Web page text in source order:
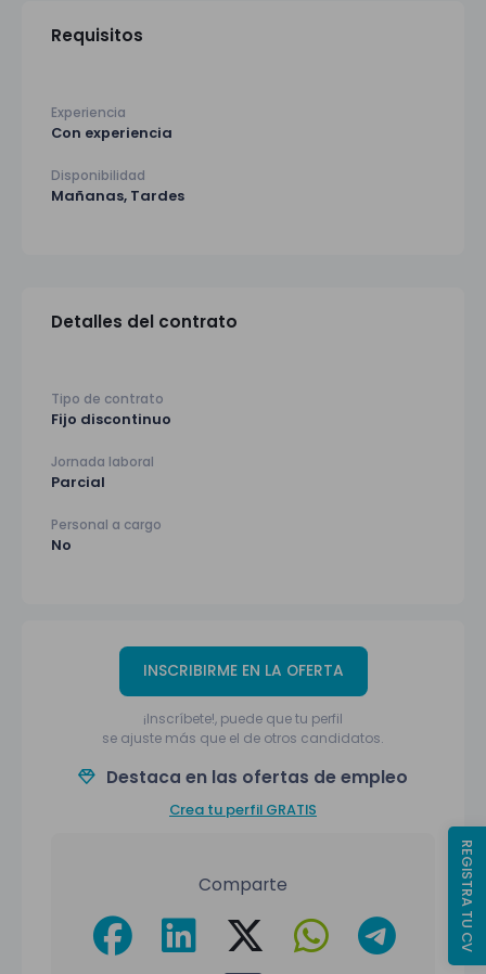
Requisitos
Experiencia
Con experiencia
Disponibilidad
Mañanas, Tardes
Detalles del contrato
Tipo de contrato
Fijo discontinuo
Jornada laboral
Parcial
Personal a cargo
No
INSCRIBIRME EN LA OFERTA
¡Inscríbete!, puede que tu perfil
se ajuste más que el de otros candidatos.
Destaca en las ofertas de empleo
Crea tu perfil GRATIS
Comparte REGISTRA TU CV